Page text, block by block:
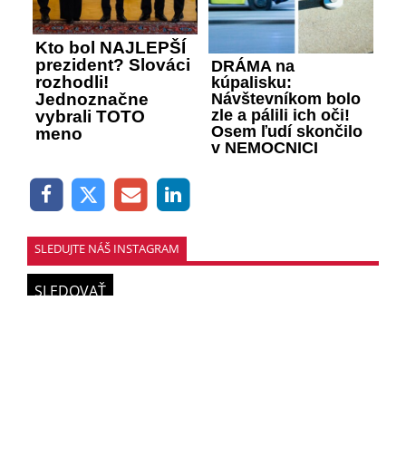
Kto bol NAJLEPŠÍ
prezident? Slováci
rozhodli!
Jednoznačne
vybrali TOTO
meno
DRÁMA na
kúpalisku:
Návštevníkom bolo
zle a pálili ich oči!
Osem ľudí skončilo
v NEMOCNICI
SLEDUJTE NÁŠ INSTAGRAM
SLEDOVAŤ